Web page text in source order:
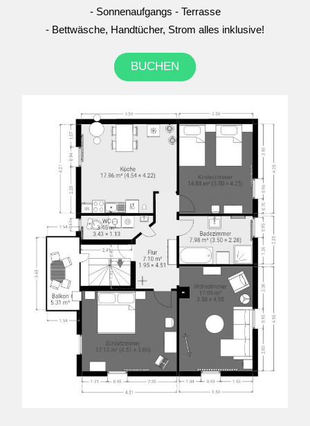
- Sonnenaufgangs - Terrasse
- Bettwäsche, Handtücher, Strom alles inklusive!
BUCHEN